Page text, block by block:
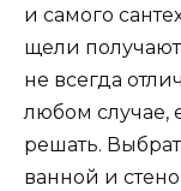
и самого
щели
не всегда
любом случае,
решать.
ванной и